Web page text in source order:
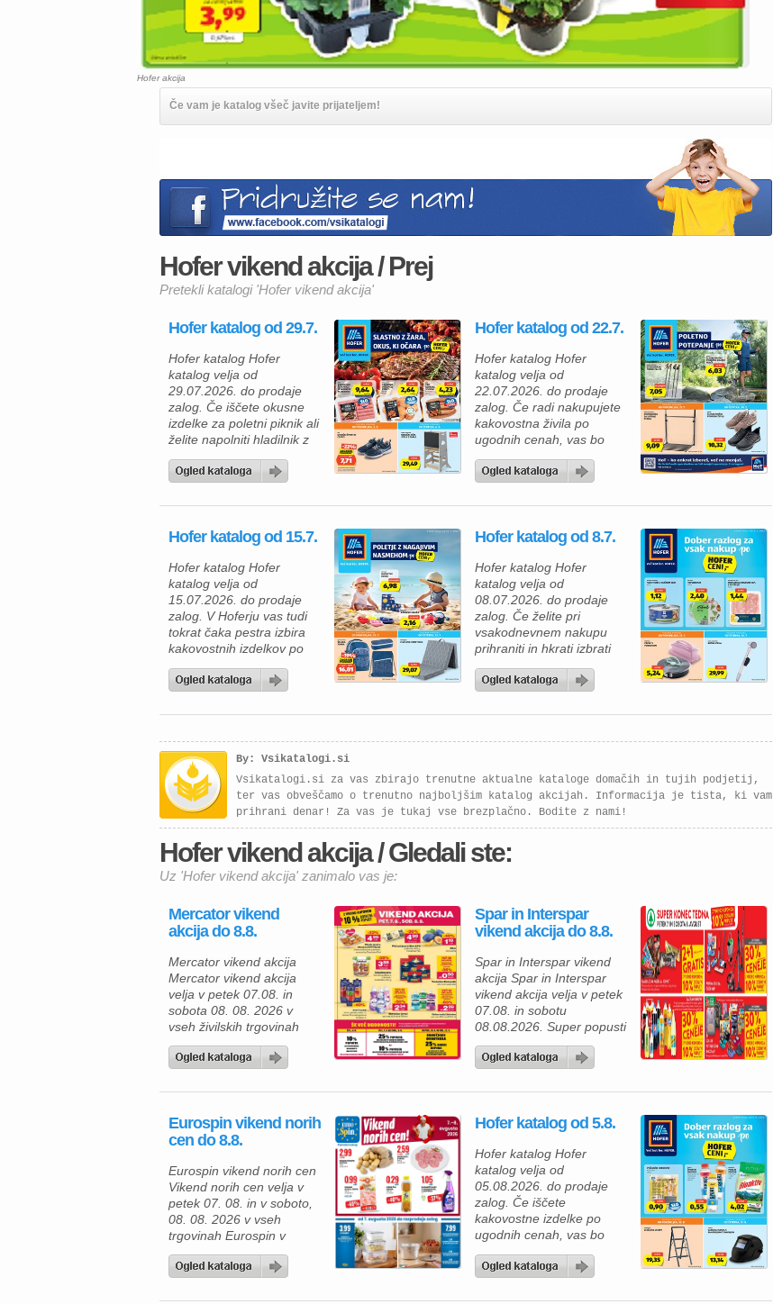
Hofer akcija
Če vam je katalog všeč javite prijateljem!
Hofer vikend akcija / Prej
Pretekli katalogi 'Hofer vikend akcija'
Hofer katalog od 29.7.
Hofer katalog Hofer
katalog velja od
29.07.2026. do prodaje
zalog. Če iščete okusne
izdelke za poletni piknik ali
želite napolniti hladilnik z
Hoferjeva ponudba,
zagotovo navdušila. V
kakovostni mesni izdelki
dobrote, mlečni izdelki ter
številni vsakodnevni izdelki
po trajno znižanih […]
Hofer katalog od 22.7.
Hofer katalog Hofer
katalog velja od
22.07.2026. do prodaje
zalog. Če radi nakupujete
kakovostna živila po
ugodnih cenah, vas bo
kataloga zagotovo
katalogu vas čakajo izdelki
okusne prehranske
novimi, še nižjimi rednimi
cenami. Tako lahko
prihranite pri vsakem
nakupu, ne da […]
Hofer katalog od 15.7.
Hofer katalog Hofer
katalog velja od
15.07.2026. do prodaje
zalog. V Hoferju vas tudi
tokrat čaka pestra izbira
kakovostnih izdelkov po
zdaj pravi trenutek, da
zamrzovalnik. Če radi
domače obroke, vas bodo
navdušili brokoli All
Seasons (750 g) po novi
redni ceni 1,84 €,
testenine […]
Hofer katalog od 8.7.
Hofer katalog Hofer
katalog velja od
08.07.2026. do prodaje
zalog. Če želite pri
vsakodnevnem nakupu
prihraniti in hkrati izbrati
aktualni Hofer katalog
ponudbi vas čakajo živila
za gospodinjstvo ter
ponudbe, s katerimi lahko
napolnite svojo shrambo in
pripravite okusne obroke
za vso […]
By: Vsikatalogi.si
Vsikatalogi.si za vas zbirajo trenutne aktualne kataloge domačih in tujih podjetij,
ter vas obveščamo o trenutno najboljšim katalog akcijah. Informacija je tista, ki vam
prihrani denar! Za vas je tukaj vse brezplačno. Bodite z nami!
Hofer vikend akcija / Gledali ste:
Uz 'Hofer vikend akcija' zanimalo vas je:
Mercator vikend
akcija do 8.8.
Mercator vikend akcija
Mercator vikend akcija
velja v petek 07.08. in
sobota 08. 08. 2026 v
vseh živilskih trgovinah
Mercator v Sloveniji. Ta
konec tedna vas v
naslednja akcija: Piknik
(Perutnina Ptuj) cena za
kg 4,99 €/kg Piščančje prsi
400 g 4,90 € […]
Spar in Interspar
vikend akcija do 8.8.
Spar in Interspar vikend
akcija Spar in Interspar
vikend akcija velja v petek
07.08. in sobotu
08.08.2026. Super popusti
za konec tedna v petek in
soboto: – 2+1 gratis
kornet, promocija velja za
multipakiranja oz. večja
gazirani napitki, Ne velja
na energijske […]
Eurospin vikend norih
cen do 8.8.
Eurospin vikend norih cen
Vikend norih cen velja v
petek 07. 08. in v soboto,
08. 08. 2026 v vseh
trgovinah Eurospin v
Sloveniji. Ta konec tedna
vas v trgovinah Eurospin
izdelkov. Izdekli v akciji: –
Hofer katalog od 5.8.
Hofer katalog Hofer
katalog velja od
05.08.2026. do prodaje
zalog. Če iščete
kakovostne izdelke po
ugodnih cenah, vas bo
zagotovo navdušila. Med
uporabo najdete številne